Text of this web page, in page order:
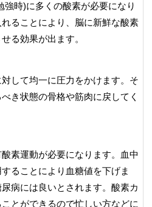
強時)に多くの酸素が必要になり
ることにより、脳に新鮮な酸素
る効果が出ます。
して均一に圧力をかけます。そ
き状態の骨格や筋肉に戻してく
素運動が必要になります。血中
ることにより血糖値を下げま
病には良いとされます。酸素カ
とができるので忙しい方などに